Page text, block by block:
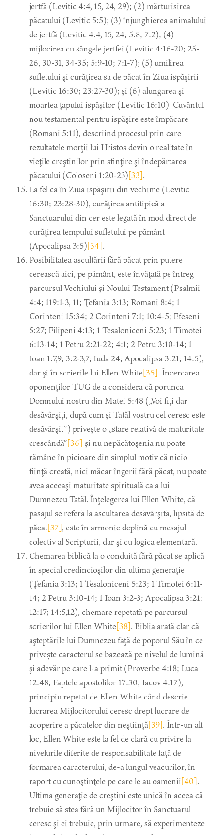
jertfă (Levitic 4:4, 15, 24, 29); (2) mărturisirea
păcatului (Levitic 5:5); (3) înjunghierea animalului
de jertfă (Levitic 4:4, 15, 24; 5:8; 7:2); (4)
mijlocirea cu sângele jertfei (Levitic 4:16-20; 25-
26, 30-31, 34-35; 5:9-10; 7:1-7); (5) umilirea
sufletului şi curăţirea sa de păcat în Ziua ispăşirii
(Levitic 16:30; 23:27-30); şi (6) alungarea şi
moartea ţapului ispășitor (Levitic 16:10). Cuvântul
nou testamental pentru ispăşire este împăcare
(Romani 5:11), descriind procesul prin care
rezultatele morţii lui Hristos devin o realitate în
vieţile creştinilor prin sfinţire şi îndepărtarea
păcatului (Coloseni 1:20-23)[33].
La fel ca în Ziua ispăşirii din vechime (Levitic
16:30; 23:28-30), curăţirea antitipică a
Sanctuarului din cer este legată în mod direct de
curăţirea tempului sufletului pe pământ
(Apocalipsa 3:5)[34].
Posibilitatea ascultării fără păcat prin putere
cerească aici, pe pământ, este învăţată pe întreg
parcursul Vechiului şi Noului Testament (Psalmii
4:4; 119:1-3, 11; Ţefania 3:13; Romani 8:4; 1
Corinteni 15:34; 2 Corinteni 7:1; 10:4-5; Efeseni
5:27; Filipeni 4:13; 1 Tesaloniceni 5:23; 1 Timotei
6:13-14; 1 Petru 2:21-22; 4:1; 2 Petru 3:10-14; 1
Ioan 1:7,9; 3:2-3,7; Iuda 24; Apocalipsa 3:21; 14:5),
dar şi în scrierile lui Ellen White[35]. Încercarea
oponenţilor TUG de a considera că porunca
Domnului nostru din Matei 5:48 („Voi fiţi dar
desăvârşiţi, după cum şi Tatăl vostru cel ceresc este
desăvârşit”) priveşte o „stare relativă de maturitate
crescândă”[36] şi nu nepăcătoşenia nu poate
rămâne în picioare din simplul motiv că nicio
fiinţă creată, nici măcar îngerii fără păcat, nu poate
avea aceeaşi maturitate spirituală ca a lui
Dumnezeu Tatăl. Înţelegerea lui Ellen White, că
pasajul se referă la ascultarea desăvârşită, lipsită de
păcat[37], este în armonie deplină cu mesajul
colectiv al Scripturii, dar şi cu logica elementară.
Chemarea biblică la o conduită fără păcat se aplică
în special credincioşilor din ultima generaţie
(Ţefania 3:13; 1 Tesaloniceni 5:23; 1 Timotei 6:11-
14; 2 Petru 3:10-14; 1 Ioan 3:2-3; Apocalipsa 3:21;
12:17; 14:5,12), chemare repetată pe parcursul
scrierilor lui Ellen White[38]. Biblia arată clar că
aşteptările lui Dumnezeu faţă de poporul Său în ce
privește caracterul se bazează pe nivelul de lumină
şi adevăr pe care l-a primit (Proverbe 4:18; Luca
12:48; Faptele apostolilor 17:30; Iacov 4:17),
principiu repetat de Ellen White când descrie
lucrarea Mijlocitorului ceresc drept lucrare de
acoperire a păcatelor din neştiinţă[39]. Într-un alt
loc, Ellen White este la fel de clară cu privire la
nivelurile diferite de responsabilitate față de
formarea caracterului, de-a lungul veacurilor, în
raport cu cunoştinţele pe care le au oamenii[40].
Ultima generaţie de creştini este unică în aceea că
trebuie să stea fără un Mijlocitor în Sanctuarul
ceresc şi ei trebuie, prin urmare, să experimenteze